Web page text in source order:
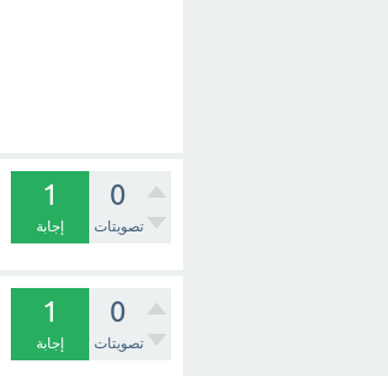
0
تصويتات
1
إجابة
0
تصويتات
1
إجابة